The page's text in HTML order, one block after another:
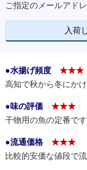
ご指定のメールアド
入荷
●水揚げ頻度
★★★
高知で秋から冬にか
●味の評価
★★★
干物用の魚の定番です
●流通価格
★★★
比較的安価な値段で流